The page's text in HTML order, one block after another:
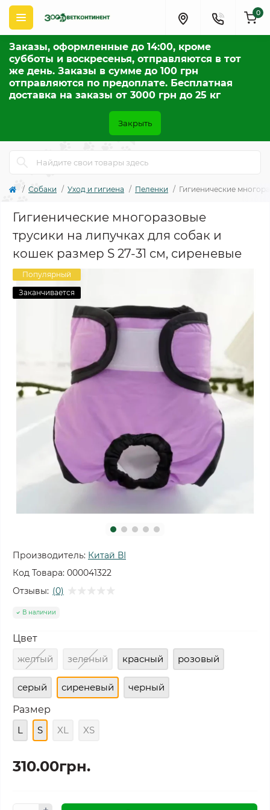
Заказы, оформленные до 14:00, кроме
субботы и воскресенья, отправляются в тот
же день. Заказы в сумме до 100 грн
отправляются по предоплате. Бесплатная
доставка на заказы от 3000 грн до 25 кг
Закрыть
0
Собаки Уход и гигиена Пеленки Гигиенические
Гигиенические многоразовые
трусики на липучках для собак и
кошек размер S 27-31 см, сиреневые
Популярный
Заканчивается
Производитель: Китай ВІ
Код Товара: 000041322
Отзывы: (0)
В наличии
Цвет
желтый
зеленый красный розовый
серый сиреневый
черный
Размер
L
S XL XS
310.00грн.